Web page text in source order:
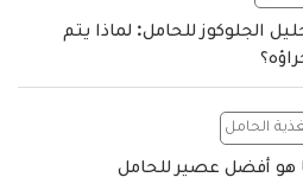
الجلوكوز للحامل: لماذا يتم
الحامل
هو أفضل عصير للحامل